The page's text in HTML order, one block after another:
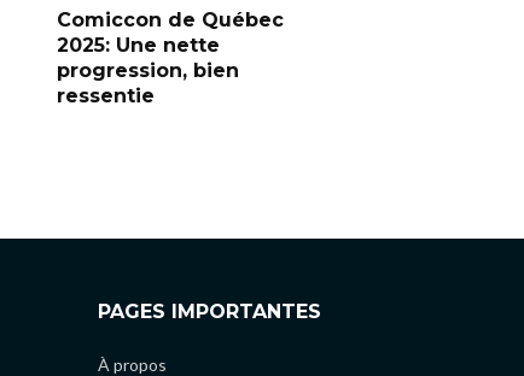
Comiccon de Québec
2025: Une nette
progression, bien
ressentie
PAGES IMPORTANTES
À propos